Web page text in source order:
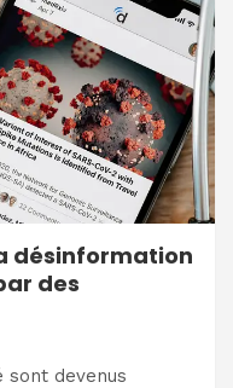
désinformation
des
sont devenus